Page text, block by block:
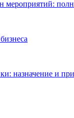
мероприятий:
назначение и